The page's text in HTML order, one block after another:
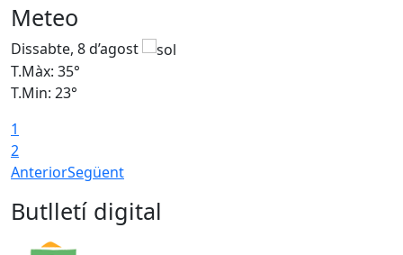
Meteo
Dissabte, 8 d’agost
T.Màx: 35°
T.Min: 23°
1
2
AnteriorSegüent
Butlletí digital